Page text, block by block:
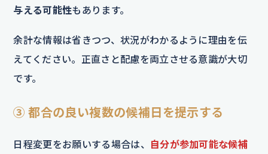
与える可能性もあります。
余計な情報は省きつつ、状況がわかるように理由を伝
えてください。正直さと配慮を両立させる意識が大切
です。
③ 都合の良い複数の候補日を提示する
日程変更をお願いする場合は、 自分が参加可能な候補